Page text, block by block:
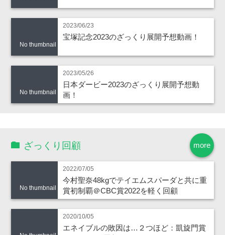
No thumbnail
2023/06/23
宝塚記念2023のざっくり展開予想動画！
No thumbnail
2023/05/26
日本ダービー2023のざっくり展開予想動
画！
more
ざっくり回顧
No thumbnail
2022/07/05
今村聖奈48kgでテイエムスパーダと共に重
賞初制覇＠CBC賞2022を軽く回顧
2020/10/05
エネイブルの敗因は…２つほど：凱旋門賞